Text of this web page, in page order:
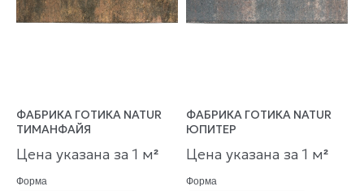
ФАБРИКА ГОТИКА NATUR
ТИМАНФАЙЯ
Цена указана за 1 м²
Форма
ФАБРИКА ГОТИКА NATUR
ЮПИТЕР
Цена указана за 1 м²
Форма